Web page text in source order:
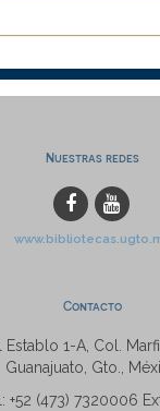
Nuestras redes
Contacto
Establo 1-A, Col.
Guanajuato, Gto.,
+52 (473) 7320006